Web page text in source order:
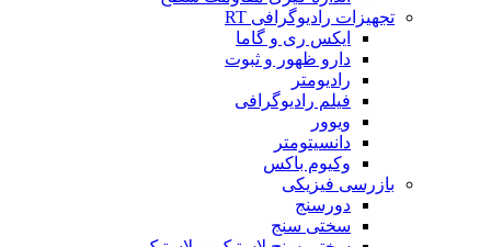
تجهیزات رادیوگرافی RT
ایکس ری و گاما
دارو ظهور و ثبوت
رادیومتر
فیلم رادیوگرافی
ویوور
دانسیتومتر
وکیوم باکس
بازرسی فیزیکی
دورسنج
سختی سنج